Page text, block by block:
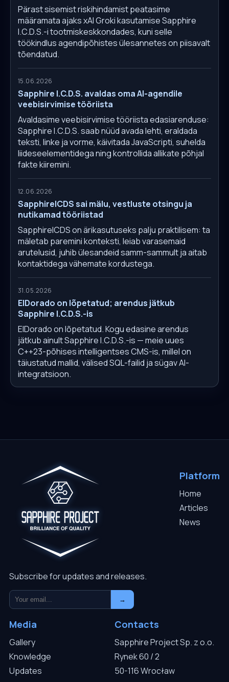
Pärast sisemist riskihindamist peatasime
määramata ajaks xAI Groki kasutamise Sapphire
I.C.D.S.-i tootmiskeskkondades, kuni selle
töökindlus agendipõhistes ülesannetes on piisavalt
tõendatud.
15.06.2026
Sapphire I.C.D.S. avaldas oma AI-agendile
veebisirvimise tööriista
Avaldasime veebisirvimise tööriista edasiarenduse:
Sapphire I.C.D.S. saab nüüd avada lehti, eraldada
teksti, linke ja vorme, käivitada JavaScripti, suhelda
liideseelementidega ning kontrollida allikate põhjal
fakte kiiremini.
12.06.2026
SapphireICDS sai mälu, vestluste otsingu ja
nutikamad tööriistad
SapphireICDS on ärikasutuseks palju praktilisem: ta
mäletab paremini konteksti, leiab varasemaid
arutelusid, juhib ülesandeid samm-sammult ja aitab
kontaktidega vähemate kordustega.
31.05.2026
ElDorado on lõpetatud; arendus jätkub
Sapphire I.C.D.S.-is
ElDorado on lõpetatud. Kogu edasine arendus
jätkub ainult Sapphire I.C.D.S.-is — meie uues
C++23-põhises intelligentses CMS-is, millel on
täiustatud mallid, välised SQL-failid ja sügav AI-
integratsioon.
Subscribe for updates and releases.
→
Platform
Home
Articles
News
Media
Gallery
Knowledge
Updates
Contacts
Sapphire Project Sp. z o.o.
Rynek 60 / 2
50-116 Wrocław